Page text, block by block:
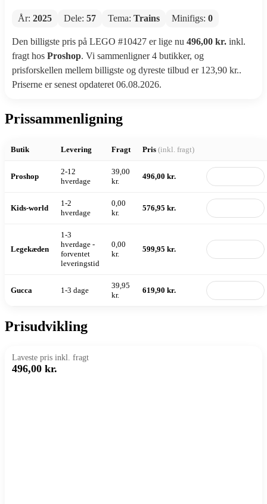
År: 2025 Dele: 57 Tema: Trains Minifigs: 0
Den billigste pris på LEGO #10427 er lige nu 496,00 kr. inkl.
fragt hos Proshop. Vi sammenligner 4 butikker, og
prisforskellen mellem billigste og dyreste tilbud er 123,90 kr..
Priserne er senest opdateret 06.08.2026.
Prissammenligning
Butik Levering Fragt Pris (inkl. fragt)
Proshop
2-12
hverdage
39,00
kr.
496,00 kr.
Kids-world
1-2
hverdage
0,00
kr.
576,95 kr.
Legekæden
1-3
hverdage -
forventet
leveringstid
0,00
kr.
599,95 kr.
Gucca 1-3 dage
39,95
kr.
619,90 kr.
Prisudvikling
Laveste pris inkl. fragt
496,00 kr.